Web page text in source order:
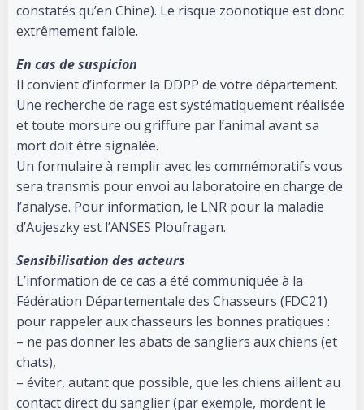
constatés qu’en Chine). Le risque zoonotique est donc
extrêmement faible.
En cas de suspicion
Il convient d’informer la DDPP de votre département.
Une recherche de rage est systématiquement réalisée
et toute morsure ou griffure par l’animal avant sa
mort doit être signalée.
Un formulaire à remplir avec les commémoratifs vous
sera transmis pour envoi au laboratoire en charge de
l’analyse. Pour information, le LNR pour la maladie
d’Aujeszky est l’ANSES Ploufragan.
Sensibilisation des acteurs
L’information de ce cas a été communiquée à la
Fédération Départementale des Chasseurs (FDC21)
pour rappeler aux chasseurs les bonnes pratiques :
– ne pas donner les abats de sangliers aux chiens (et
chats),
– éviter, autant que possible, que les chiens aillent au
contact direct du sanglier (par exemple, mordent le